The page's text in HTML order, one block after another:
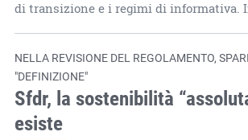
di transizione e i regimi di informativa.
NELLA REVISIONE DEL REGOLAMENTO,
"DEFINIZIONE"
Sfdr, la sostenibilità
esiste